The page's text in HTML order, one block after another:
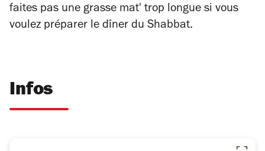
faites pas une grasse mat' trop longue si vous
voulez préparer le dîner du Shabbat.
Infos